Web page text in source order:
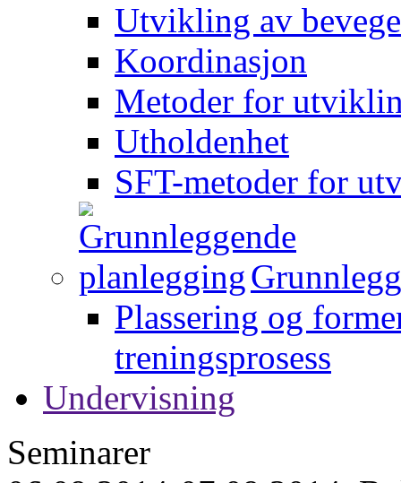
Utvikling av
Koordinasjon
Metoder for
Utholdenhet
SFT-metoder for
Plassering og
treningsprosess
Undervisning
Seminarer